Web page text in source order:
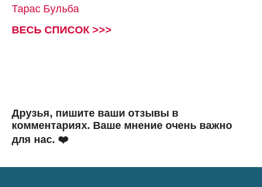
Тарас Бульба
ВЕСЬ СПИСОК >>>
Друзья, пишите ваши отзывы в
комментариях. Ваше мнение очень важно
для нас. ❤️